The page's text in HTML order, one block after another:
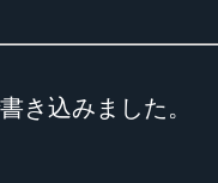
き込みました。